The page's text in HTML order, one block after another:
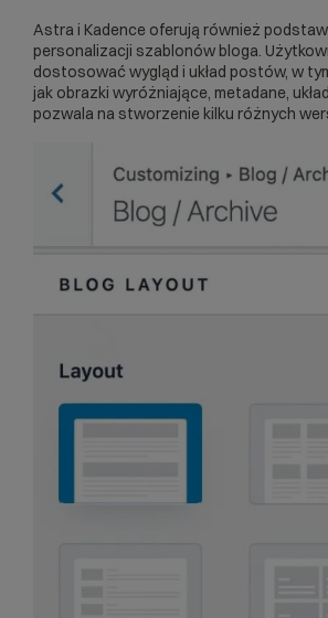
Astra i Kadence oferują również
personalizacji szablonów bloga.
dostosować wygląd i układ postów, w
jak obrazki wyróżniające, metadane,
pozwala na stworzenie kilku różnych